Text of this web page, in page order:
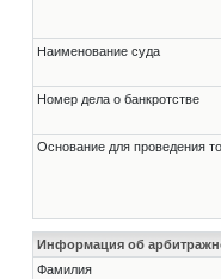
Наименование суда
Номер дела о банкротстве
Основание для проведения
Информация об
Фамилия